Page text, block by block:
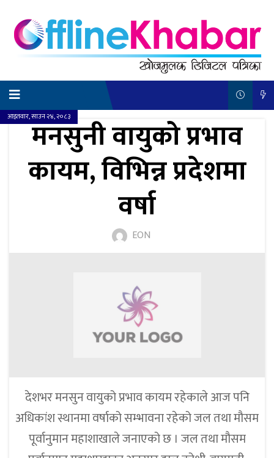
आइतवार, साउन २४, २०८३
मनसुनी वायुको प्रभाव
कायम, विभिन्न प्रदेशमा
वर्षा
EON
देशभर मनसुन वायुको प्रभाव कायम रहेकाले आज पनि
अधिकांश स्थानमा वर्षाको सम्भावना रहेको जल तथा मौसम
पूर्वानुमान महाशाखाले जनाएको छ । जल तथा मौसम